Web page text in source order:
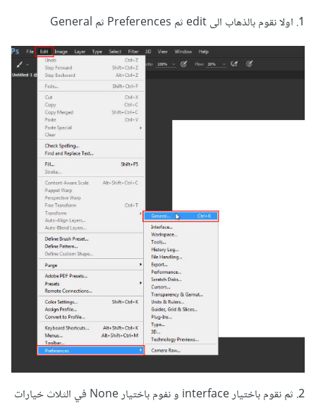
1. اولا نقوم بالذهاب الى edit ثم Preferences ثم General
2. ثم نقوم باختيار interface و نفوم باختيار None في الثلاث خيارات